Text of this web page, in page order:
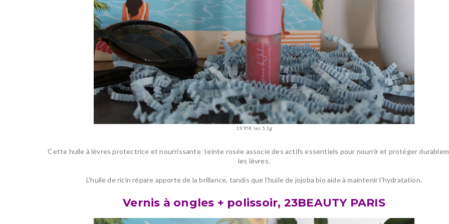
19,95€ les 5,1g
Cette huile à lèvres protectrice et nourrissante teinte rosée associe des actifs essentiels pour nourrir et protéger
les lèvres.
L'huile de ricin répare apporte de la brillance, tandis que l'huile de jojoba bio aide à maintenir l'hydratation.
Vernis à ongles + polissoir, 23BEAUTY PARIS